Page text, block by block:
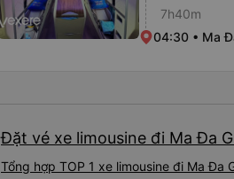
7h40m
04:30 • Ma
Đặt vé xe limousine đi Ma Đa
Tổng hợp TOP 1 xe limousine đi Ma